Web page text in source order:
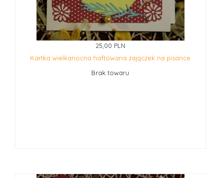
25,00 PLN
Kartka wielkanocna haftowana zajączek na pisance
Brak towaru